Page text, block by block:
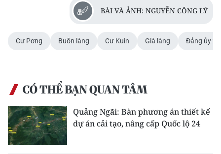
BÀI VÀ ẢNH: NGUYỄN CÔNG LÝ
Cư Pơng Buôn làng Cư Kuin Già làng Đảng ủy
CÓ THỂ BẠN QUAN TÂM
Quảng Ngãi: Bàn phương án thiết kế
dự án cải tạo, nâng cấp Quốc lộ 24